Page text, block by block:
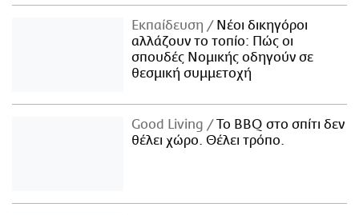
Εκπαίδευση
Νέοι δικηγόροι
αλλάζουν το τοπίο: Πώς οι
σπουδές Νομικής οδηγούν σε
θεσμική συμμετοχή
Good Living
Το BBQ στο σπίτι δεν
θέλει χώρο. Θέλει τρόπο.